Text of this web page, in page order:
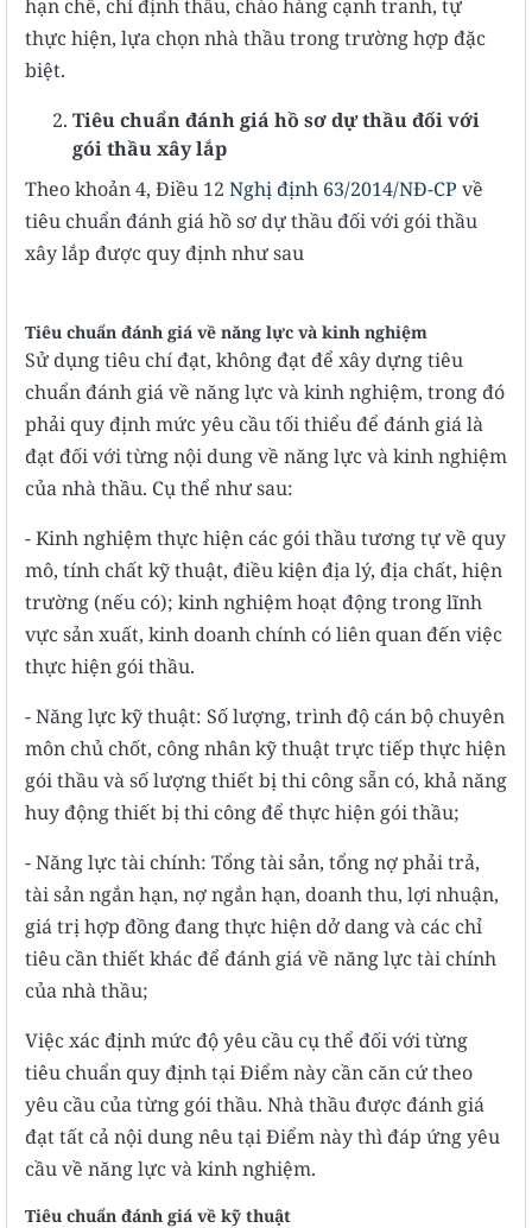
hạn chế, chỉ định thầu, chào hàng cạnh tranh, tự
thực hiện, lựa chọn nhà thầu trong trường hợp đặc
biệt.
Tiêu chuẩn đánh giá hồ sơ dự thầu đối với
gói thầu xây lắp
Theo khoản 4, Điều 12 Nghị định 63/2014/NĐ-CP về
tiêu chuẩn đánh giá hồ sơ dự thầu đối với gói thầu
xây lắp được quy định như sau
Tiêu chuẩn đánh giá về năng lực và kinh nghiệm
Sử dụng tiêu chí đạt, không đạt để xây dựng tiêu
chuẩn đánh giá về năng lực và kinh nghiệm, trong đó
phải quy định mức yêu cầu tối thiểu để đánh giá là
đạt đối với từng nội dung về năng lực và kinh nghiệm
của nhà thầu. Cụ thể như sau:
- Kinh nghiệm thực hiện các gói thầu tương tự về quy
mô, tính chất kỹ thuật, điều kiện địa lý, địa chất, hiện
trường (nếu có); kinh nghiệm hoạt động trong lĩnh
vực sản xuất, kinh doanh chính có liên quan đến việc
thực hiện gói thầu.
- Năng lực kỹ thuật: Số lượng, trình độ cán bộ chuyên
môn chủ chốt, công nhân kỹ thuật trực tiếp thực hiện
gói thầu và số lượng thiết bị thi công sẵn có, khả năng
huy động thiết bị thi công để thực hiện gói thầu;
- Năng lực tài chính: Tổng tài sản, tổng nợ phải trả,
tài sản ngắn hạn, nợ ngắn hạn, doanh thu, lợi nhuận,
giá trị hợp đồng đang thực hiện dở dang và các chỉ
tiêu cần thiết khác để đánh giá về năng lực tài chính
của nhà thầu;
Việc xác định mức độ yêu cầu cụ thể đối với từng
tiêu chuẩn quy định tại Điểm này cần căn cứ theo
yêu cầu của từng gói thầu. Nhà thầu được đánh giá
đạt tất cả nội dung nêu tại Điểm này thì đáp ứng yêu
cầu về năng lực và kinh nghiệm.
Tiêu chuẩn đánh giá về kỹ thuật